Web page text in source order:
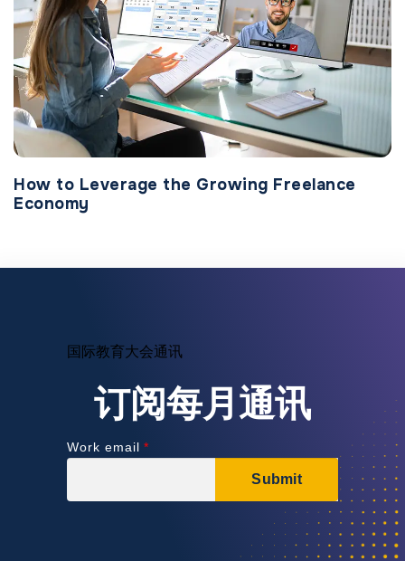
How to Leverage the Growing Freelance
Economy
国际教育大会通讯
订阅每月通讯